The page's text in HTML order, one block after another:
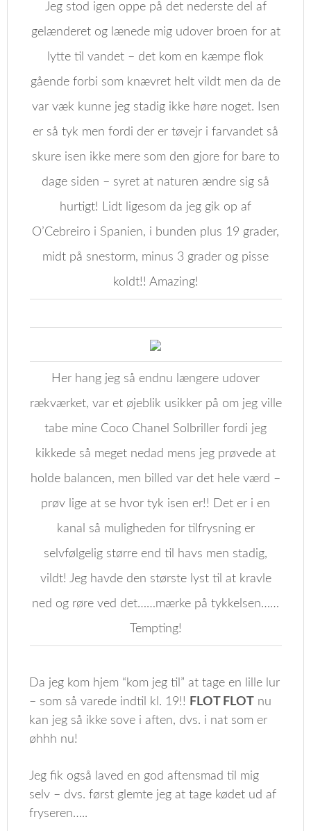
Jeg stod igen oppe på det nederste del af
gelænderet og lænede mig udover broen for at
lytte til vandet – det kom en kæmpe flok
gående forbi som knævret helt vildt men da de
var væk kunne jeg stadig ikke høre noget. Isen
er så tyk men fordi der er tøvejr i farvandet så
skure isen ikke mere som den gjore for bare to
dage siden – syret at naturen ændre sig så
hurtigt! Lidt ligesom da jeg gik op af
O’Cebreiro i Spanien, i bunden plus 19 grader,
midt på snestorm, minus 3 grader og pisse
koldt!! Amazing!
Her hang jeg så endnu længere udover
rækværket, var et øjeblik usikker på om jeg ville
tabe mine Coco Chanel Solbriller fordi jeg
kikkede så meget nedad mens jeg prøvede at
holde balancen, men billed var det hele værd –
prøv lige at se hvor tyk isen er!! Det er i en
kanal så muligheden for tilfrysning er
selvfølgelig større end til havs men stadig,
vildt! Jeg havde den største lyst til at kravle
ned og røre ved det……mærke på tykkelsen……
Tempting!
Da jeg kom hjem “kom jeg til” at tage en lille lur
– som så varede indtil kl. 19!!
FLOT FLOT nu
kan jeg så ikke sove i aften, dvs. i nat som er
øhhh nu!
Jeg fik også laved en god aftensmad til mig
selv – dvs. først glemte jeg at tage kødet ud af
fryseren…..